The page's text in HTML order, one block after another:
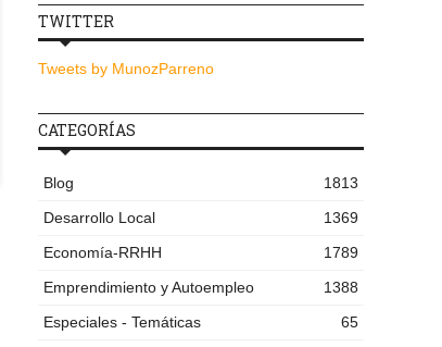
TWITTER
Tweets by MunozParreno
CATEGORÍAS
Blog
1813
Desarrollo Local
1369
Economía-RRHH
1789
Emprendimiento y Autoempleo
1388
Especiales - Temáticas
65